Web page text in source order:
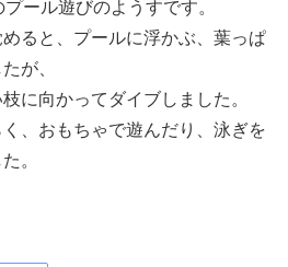
ール遊びのようすです。
ると、プールに浮かぶ、葉っぱ
が、
に向かってダイブしました。
、おもちゃで遊んだり、泳ぎを
。